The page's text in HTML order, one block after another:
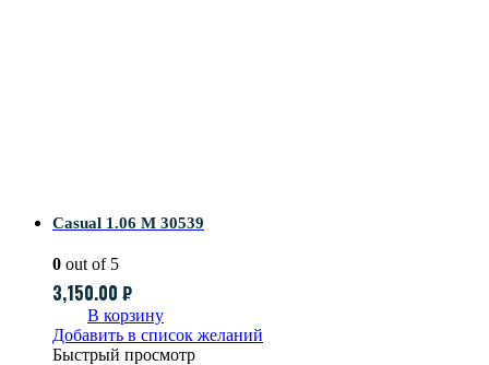
Casual 1.06 M 30539
0 out of 5
3,150.00 ₽
В корзину
Добавить в список желаний
Быстрый просмотр